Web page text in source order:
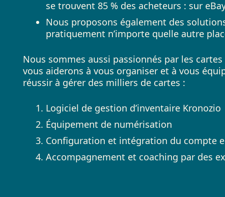
se trouvent 85 % des acheteurs : sur
Nous proposons également des
pratiquement n’importe quelle autre
Nous sommes aussi passionnés par les
vous aiderons à vous organiser et à vous
réussir à gérer des milliers de cartes :
Logiciel de gestion d’inventaire Kronozio
Équipement de numérisation
Configuration et intégration du compte
Accompagnement et coaching par des